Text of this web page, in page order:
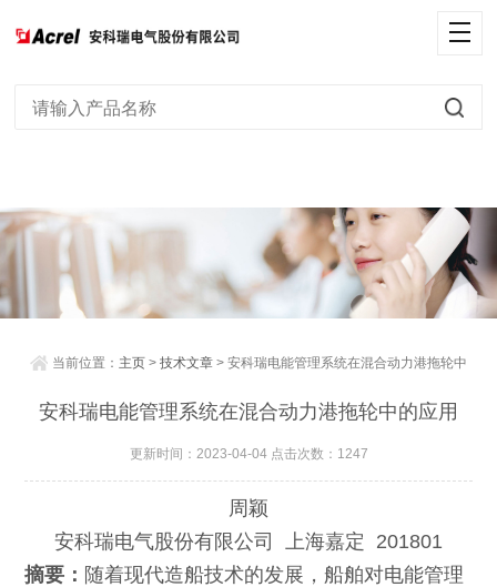
当前位置： 主页 >技术文章 > 安科瑞电能管理系统在混合动力港拖轮中
的应用
安科瑞电能管理系统在混合动力港拖轮中的应用
更新时间：2023-04-04 点击次数：1247
周颖
安科瑞电气股份有限公司 上海嘉定 201801
摘要： 随着现代造船技术的发展，船舶对电能管理